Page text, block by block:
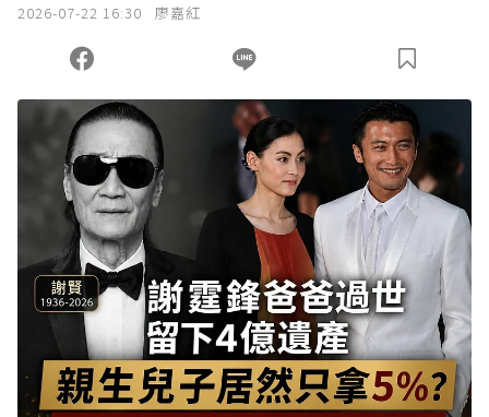
2026-07-22 16:30 廖嘉紅